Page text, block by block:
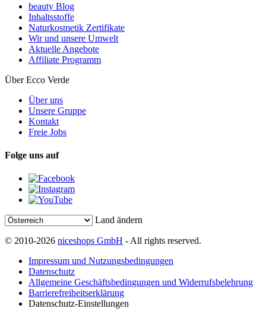
beauty Blog
Inhaltsstoffe
Naturkosmetik Zertifikate
Wir und unsere Umwelt
Aktuelle Angebote
Affiliate Programm
Über Ecco Verde
Über uns
Unsere Gruppe
Kontakt
Freie Jobs
Folge uns auf
Land ändern
© 2010-2026 niceshops GmbH - All rights reserved.
Impressum und Nutzungsbedingungen
Datenschutz
Allgemeine Geschäftsbedingungen und Widerrufsbelehrung
Barrierefreiheitserklärung
Datenschutz-Einstellungen